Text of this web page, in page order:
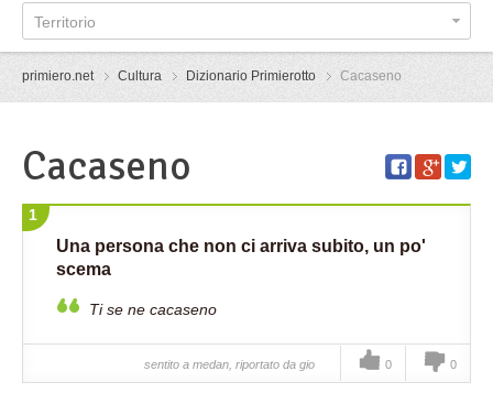
Territorio
primiero.net Cultura Dizionario Primierotto Cacaseno
Cacaseno
1
Una persona che non ci arriva subito, un po'
scema
Ti se ne cacaseno
sentito a medan, riportato da gio 0 0